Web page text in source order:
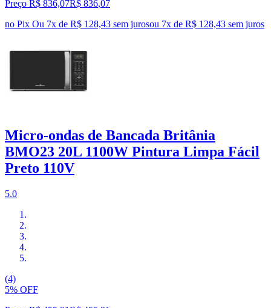
Preço R$ 836,07R$ 836,07
no Pix Ou 7x de R$ 128,43 sem jurosou 7x de R$ 128,43 sem juros
Micro-ondas de Bancada Britânia
BMO23 20L 1100W Pintura Limpa Fácil
Preto 110V
5.0
(4)
5% OFF